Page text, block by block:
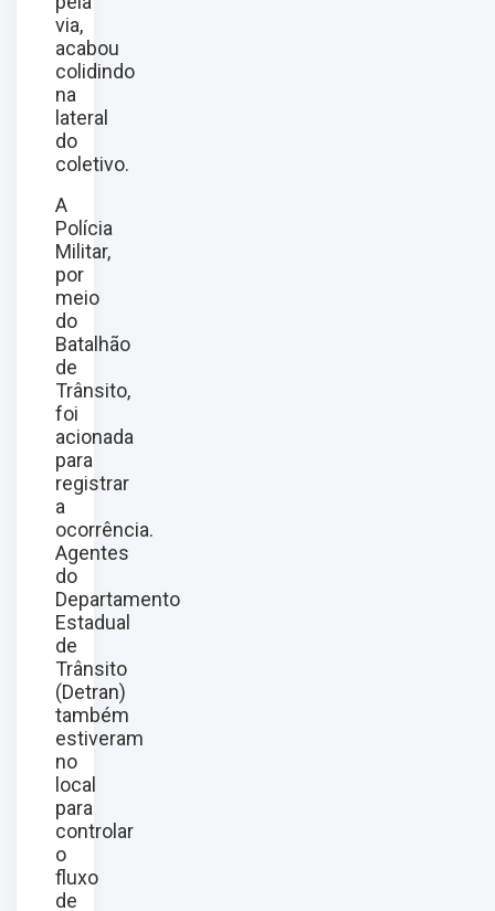
via,
acabou
colidindo
na
lateral
do
coletivo.
A
Polícia
Militar,
por
meio
do
Batalhão
de
Trânsito,
foi
acionada
para
registrar
a
ocorrência.
Agentes
do
Departamento
Estadual
de
Trânsito
(Detran)
também
estiveram
no
local
para
controlar
o
fluxo
de